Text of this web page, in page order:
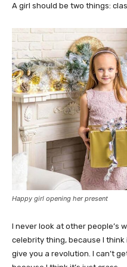
A girl should be two things:
Happy girl opening her present
I never look at other people’s
celebrity thing, because I think
give you a revolution. I can’t